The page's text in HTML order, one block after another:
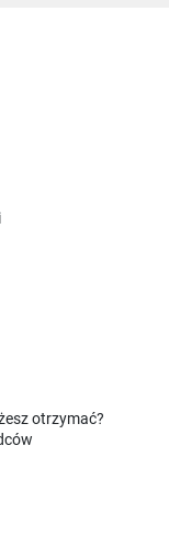
otrzymać?